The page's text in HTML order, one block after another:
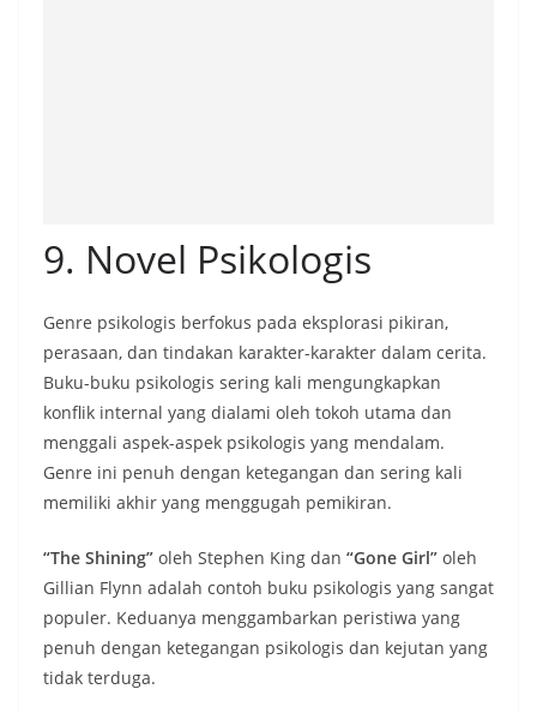
9. Novel Psikologis
Genre psikologis berfokus pada eksplorasi pikiran,
perasaan, dan tindakan karakter-karakter dalam cerita.
Buku-buku psikologis sering kali mengungkapkan
konflik internal yang dialami oleh tokoh utama dan
menggali aspek-aspek psikologis yang mendalam.
Genre ini penuh dengan ketegangan dan sering kali
memiliki akhir yang menggugah pemikiran.
“The Shining” oleh Stephen King dan “Gone Girl” oleh
Gillian Flynn adalah contoh buku psikologis yang sangat
populer. Keduanya menggambarkan peristiwa yang
penuh dengan ketegangan psikologis dan kejutan yang
tidak terduga.